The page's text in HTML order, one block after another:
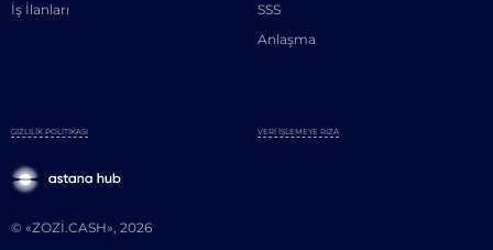
İş İlanları
SSS
Anlaşma
© «ZOZI.CASH», 2026
GIZLILIK POLITIKASI VERI İŞLEMEYE RIZA